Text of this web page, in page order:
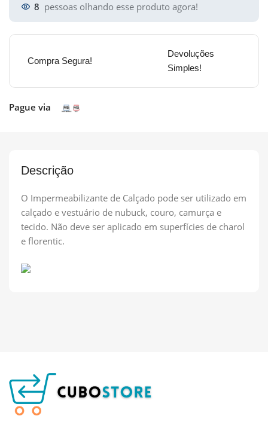
8 pessoas olhando esse produto agora!
Compra Segura!
Devoluções
Simples!
Pague via
Descrição
O Impermeabilizante de Calçado pode ser utilizado em
calçado e vestuário de nubuck, couro, camurça e
tecido. Não deve ser aplicado em superfícies de charol
e florentic.